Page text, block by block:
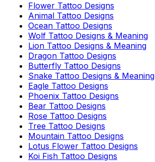
Flower Tattoo Designs
Animal Tattoo Designs
Ocean Tattoo Designs
Wolf Tattoo Designs & Meaning
Lion Tattoo Designs & Meaning
Dragon Tattoo Designs
Butterfly Tattoo Designs
Snake Tattoo Designs & Meaning
Eagle Tattoo Designs
Phoenix Tattoo Designs
Bear Tattoo Designs
Rose Tattoo Designs
Tree Tattoo Designs
Mountain Tattoo Designs
Lotus Flower Tattoo Designs
Koi Fish Tattoo Designs